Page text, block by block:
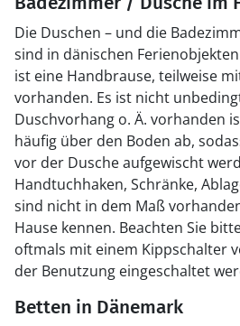
Die Duschen – und die
sind in dänischen
ist eine Handbrause, teilweise
vorhanden. Es ist nicht
Duschvorhang o. Ä. vorhanden
häufig über den Boden ab,
vor der Dusche aufgewischt
Handtuchhaken, Schränke,
sind nicht in dem Maß
Hause kennen. Beachten Sie
oftmals mit einem Kippschalter
der Benutzung eingeschaltet
Betten in Dänemark